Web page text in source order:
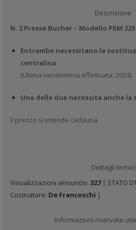
Descrizione
N. 2 Presse Bucher – Modello PRM 225
Entrambe necessitano la
centralina
(Ultima vendemmia effettuata: 2024)
Una delle due necessita anche
Il prezzo si intende cadauna
Dettagli tecnici
Visualizzazioni annuncio: 327| STATO
Costruttore: De Franceschi |
Informazioni riservate